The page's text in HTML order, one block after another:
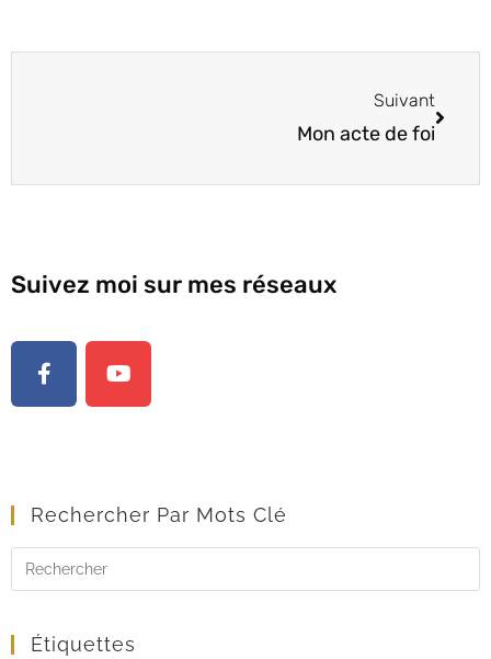
Suivant
Mon acte de foi
Suivez moi sur mes réseaux
Rechercher Par Mots Clé
Étiquettes